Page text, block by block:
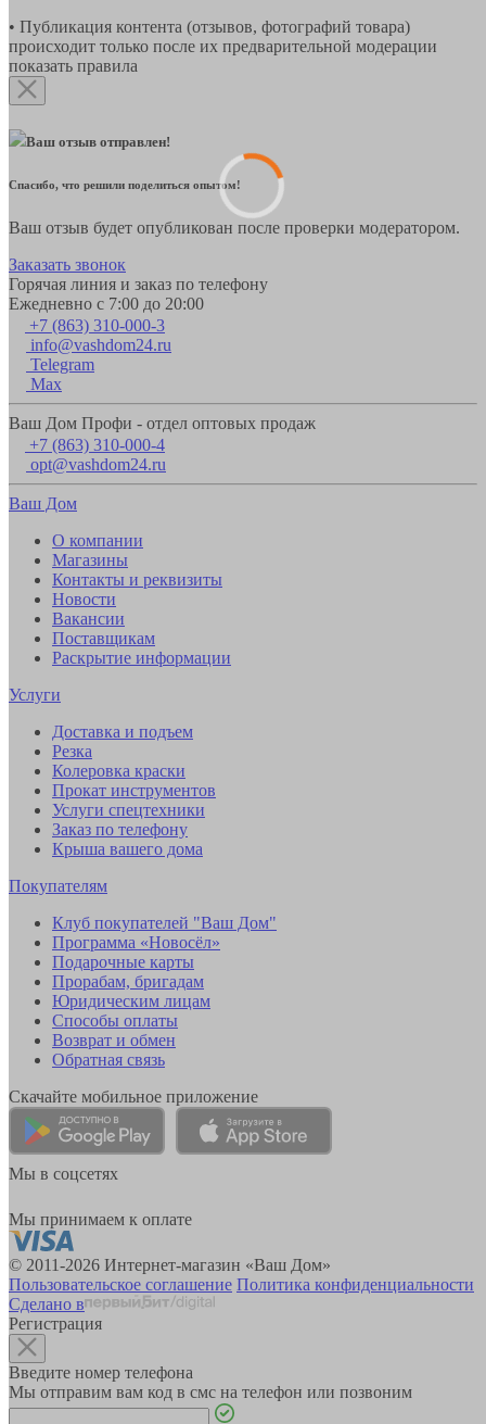
• Публикация контента (отзывов, фотографий товара)
происходит только после их предварительной модерации
показать правила
Ваш отзыв отправлен!
Спасибо, что решили поделиться опытом!
Ваш отзыв будет опубликован после проверки модератором.
Заказать звонок
Горячая линия и заказ по телефону
Ежедневно с 7:00 до 20:00
+7 (863) 310-000-3
info@vashdom24.ru
Telegram
Max
Ваш Дом Профи - отдел оптовых продаж
+7 (863) 310-000-4
opt@vashdom24.ru
Ваш Дом
О компании
Магазины
Контакты и реквизиты
Новости
Вакансии
Поставщикам
Раскрытие информации
Услуги
Доставка и подъем
Резка
Колеровка краски
Прокат инструментов
Услуги спецтехники
Заказ по телефону
Крыша вашего дома
Покупателям
Клуб покупателей "Ваш Дом"
Программа «Новосёл»
Подарочные карты
Прорабам, бригадам
Юридическим лицам
Способы оплаты
Возврат и обмен
Обратная связь
Скачайте мобильное приложение
Мы в соцсетях
Мы принимаем к оплате
© 2011-2026 Интернет-магазин «Ваш Дом»
Пользовательское соглашение Политика конфиденциальности
Сделано в
Регистрация
Введите номер телефона
Мы отправим вам код в смс на телефон или позвоним